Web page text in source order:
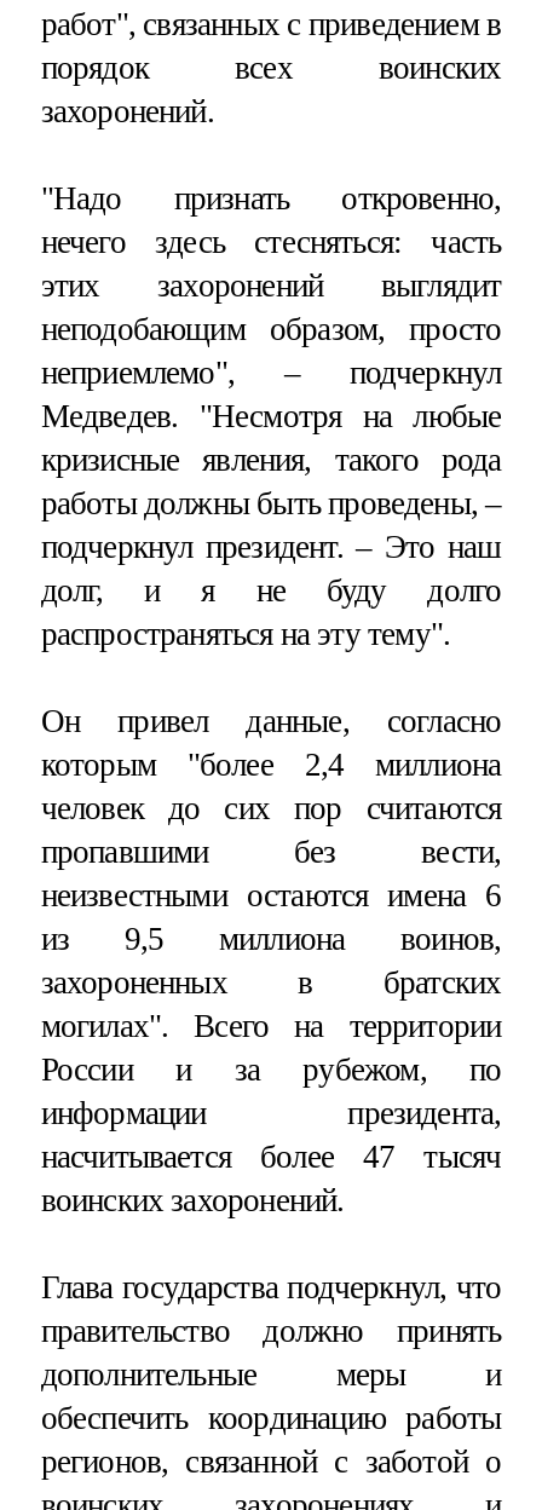
работ", связанных с приведением в
порядок всех воинских
захоронений.
"Надо признать откровенно,
нечего здесь стесняться: часть
этих захоронений выглядит
неподобающим образом, просто
неприемлемо", – подчеркнул
Медведев. "Несмотря на любые
кризисные явления, такого рода
работы должны быть проведены, –
подчеркнул президент. – Это наш
долг, и я не буду долго
распространяться на эту тему".
Он привел данные, согласно
которым "более 2,4 миллиона
человек до сих пор считаются
пропавшими без вести,
неизвестными остаются имена 6
из 9,5 миллиона воинов,
захороненных в братских
могилах". Всего на территории
России и за рубежом, по
информации президента,
насчитывается более 47 тысяч
воинских захоронений.
Глава государства подчеркнул, что
правительство должно принять
дополнительные меры и
обеспечить координацию работы
регионов, связанной с заботой о